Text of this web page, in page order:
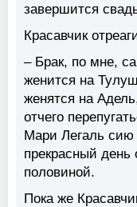
завершится
Красавчик
– Брак, по мне,
женится на
женятся на
отчего
Мари Легаль сию
прекрасный день
половиной.
Пока же